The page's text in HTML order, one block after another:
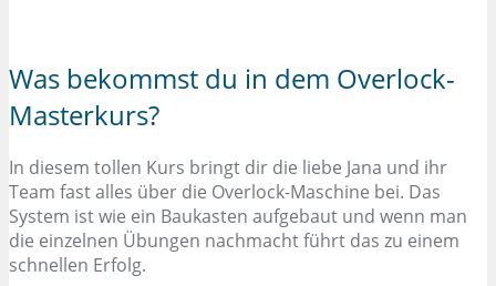
Was bekommst du in dem Overlock-
Masterkurs?
In diesem tollen Kurs bringt dir die liebe Jana und ihr
Team fast alles über die Overlock-Maschine bei. Das
System ist wie ein Baukasten aufgebaut und wenn man
die einzelnen Übungen nachmacht führt das zu einem
schnellen Erfolg.